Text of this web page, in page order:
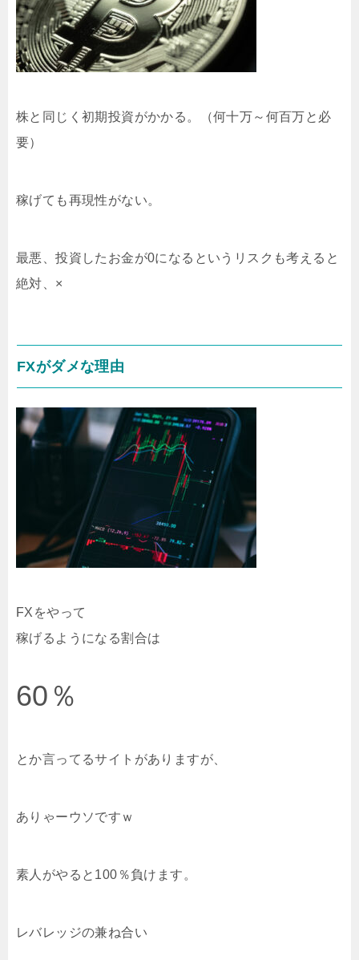
株と同じく初期投資がかかる。（何十万～何百万と必
要）
稼げても再現性がない。
最悪、投資したお金が0になるというリスクも考えると
絶対、×
FXがダメな理由
FXをやって
稼げるようになる割合は
60％
とか言ってるサイトがありますが、
ありゃーウソですｗ
素人がやると100％負けます。
レバレッジの兼ね合い